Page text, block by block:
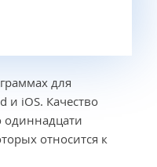
для
и iOS. Качество
относится к